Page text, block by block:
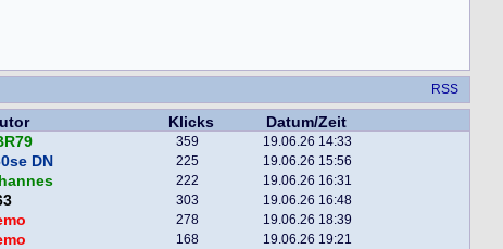
RSS
Klicks
Datum/Zeit
359 19.06.26 14:33
DN 225 19.06.26 15:56
222 19.06.26 16:31
303 19.06.26 16:48
278 19.06.26 18:39
168 19.06.26 19:21